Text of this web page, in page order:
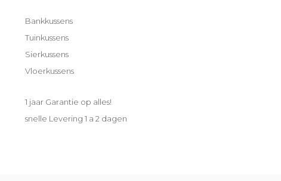
Bankkussens
Tuinkussens
Sierkussens
Vloerkussens
1 jaar Garantie op alles!
snelle Levering 1 a 2 dagen